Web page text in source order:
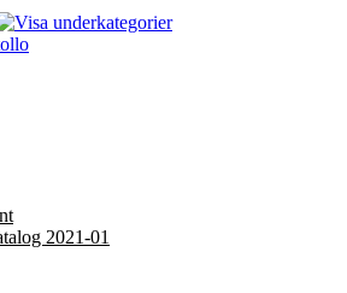
2021-01